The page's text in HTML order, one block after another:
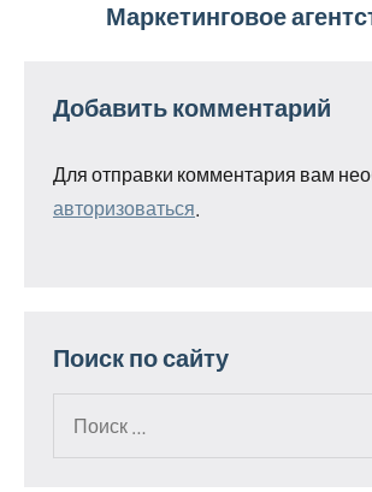
Маркетинговое
Добавить комментарий
Для отправки комментария вам
авторизоваться
Поиск по сайту